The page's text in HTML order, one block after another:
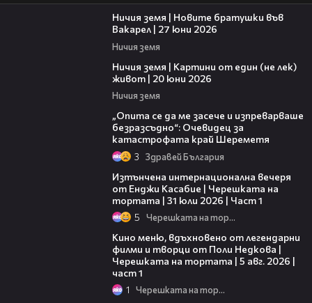
47:07
Ничия земя | Новите братушки във
Вакарел | 27 юни 2026
Ничия земя
Ничия земя | Картини от един (не лек)
живот | 20 юни 2026
Ничия земя
„Опита се да ме засече и изпреварваше
безразсъдно“: Очевидец за
катастрофата край Шереметя
3 Здравей България
Изтънчена интернационална вечеря
от Енджи Касабие | Черешката на
тортата | 31 юли 2026 | Част 1
5 Черешката на тортата
Кино меню, вдъхновено от легендарни
филми и творци от Поли Недкова |
Черешката на тортата | 5 авг. 2026 |
част 1
1 Черешката на тортата